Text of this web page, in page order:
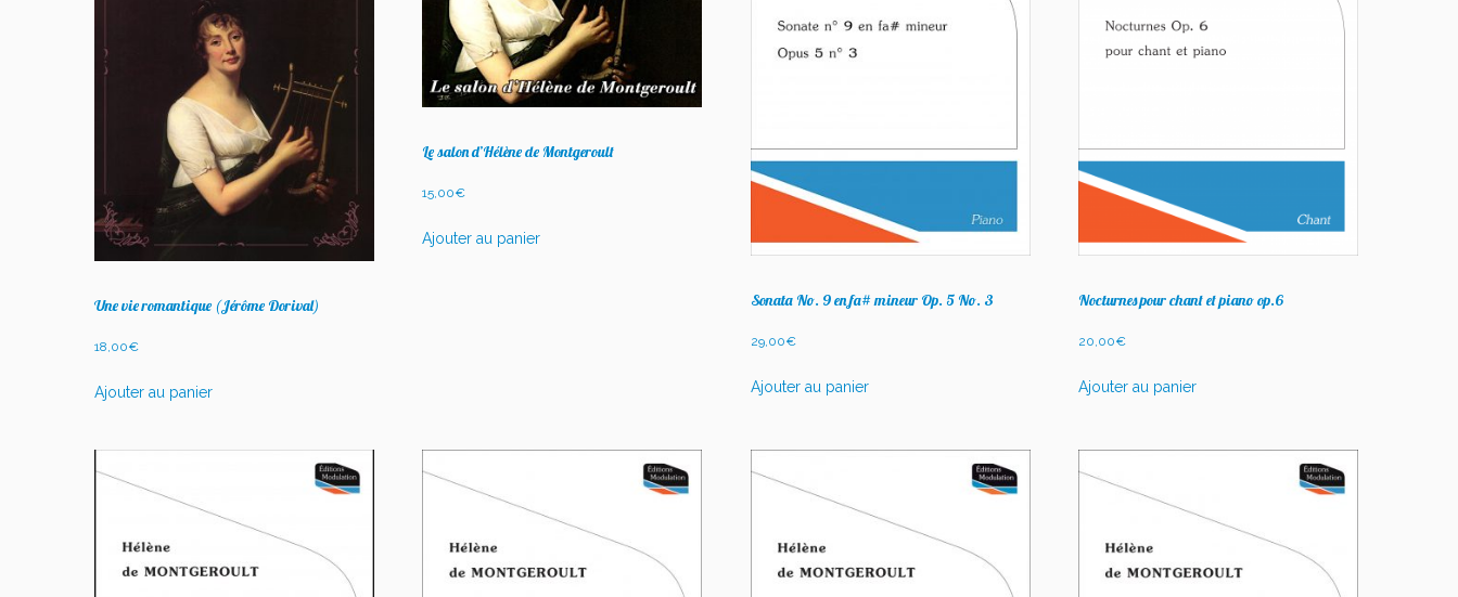
Une vie romantique (Jérôme Dorival)
18,00€
Ajouter au panier
Le salon d’Hélène de Montgeroult
15,00€
Ajouter au panier
Sonata No. 9 en fa# mineur Op. 5 No. 3
29,00€
Ajouter au panier
Nocturnes pour chant et piano op.6
20,00€
Ajouter au panier